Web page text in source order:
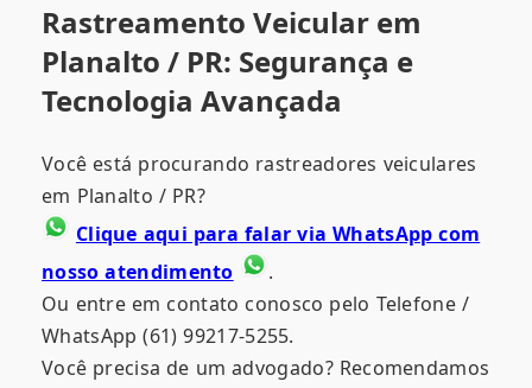
Rastreamento Veicular em
Planalto / PR: Segurança e
Tecnologia Avançada
Você está procurando rastreadores veiculares
em Planalto / PR?
Clique aqui para falar via WhatsApp com
nosso atendimento
.
Ou entre em contato conosco pelo Telefone /
WhatsApp (61) 99217-5255.
Você precisa de um advogado? Recomendamos